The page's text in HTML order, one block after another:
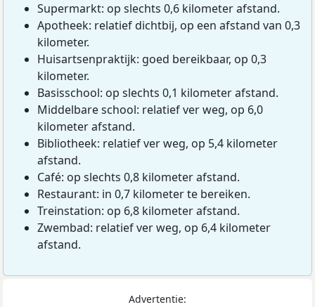
Supermarkt: op slechts 0,6 kilometer afstand.
Apotheek: relatief dichtbij, op een afstand van 0,3
kilometer.
Huisartsenpraktijk: goed bereikbaar, op 0,3
kilometer.
Basisschool: op slechts 0,1 kilometer afstand.
Middelbare school: relatief ver weg, op 6,0
kilometer afstand.
Bibliotheek: relatief ver weg, op 5,4 kilometer
afstand.
Café: op slechts 0,8 kilometer afstand.
Restaurant: in 0,7 kilometer te bereiken.
Treinstation: op 6,8 kilometer afstand.
Zwembad: relatief ver weg, op 6,4 kilometer
afstand.
Advertentie: